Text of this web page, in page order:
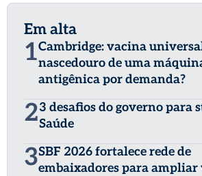
Em alta
1Cambridge: vacina
nascedouro de uma
antigênica por demanda?
23 desafios do governo para
Saúde
3SBF 2026 fortalece rede de
embaixadores para ampliar